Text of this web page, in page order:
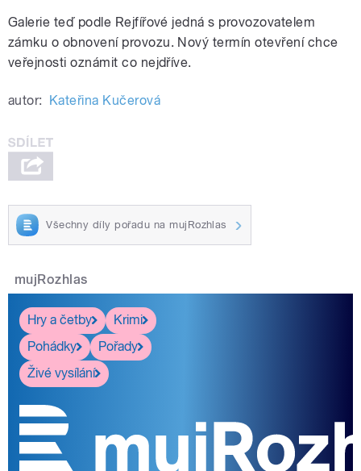
Galerie teď podle Rejfířové jedná s provozovatelem
zámku o obnovení provozu. Nový termín otevření chce
veřejnosti oznámit co nejdříve.
autor: Kateřina Kučerová
Všechny díly pořadu na mujRozhlas
mujRozhlas
Hry a četby
Krimi
Pohádky
Pořady
Živé vysílání